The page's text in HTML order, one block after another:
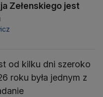
Zełenskiego jest
od kilku dni szeroko
roku była jednym z